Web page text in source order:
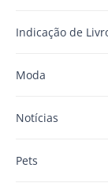
Indicação de
Moda
Notícias
Pets